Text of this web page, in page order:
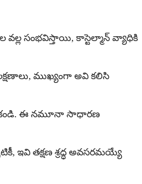
వల్ల సంభవిస్తాయి, కాస్టెల్మాన్ వ్యాధికి
ముఖ్యంగా అవి కలిసి
ఈ నమూనా సాధారణ
ఇవి తక్షణ శ్రద్ధ అవసరమయ్యే